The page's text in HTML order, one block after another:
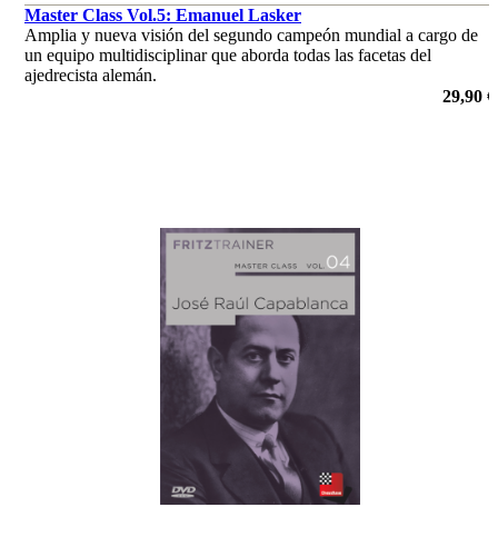
Master Class Vol.5: Emanuel Lasker
Amplia y nueva visión del segundo campeón mundial a cargo de
un equipo multidisciplinar que aborda todas las facetas del
ajedrecista alemán.
29,90 €